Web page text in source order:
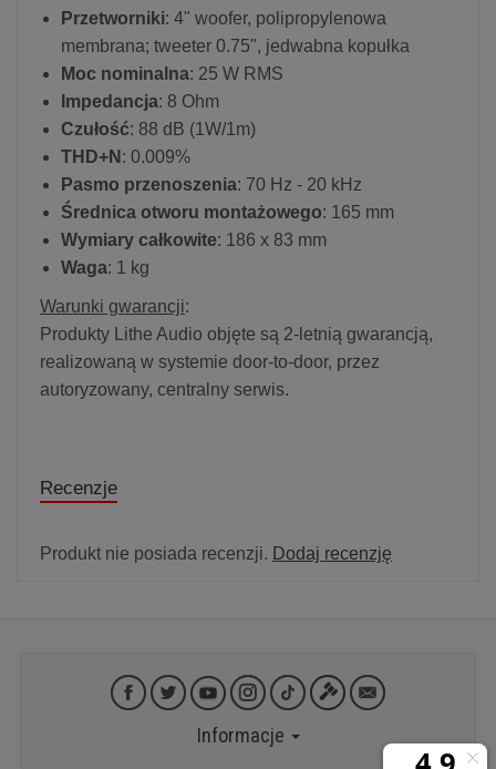
Przetworniki: 4" woofer, polipropylenowa
membrana; tweeter 0.75", jedwabna kopułka
Moc nominalna: 25 W RMS
Impedancja: 8 Ohm
Czułość: 88 dB (1W/1m)
THD+N : 0.009%
Pasmo przenoszenia: 70 Hz - 20 kHz
Średnica otworu montażowego: 165 mm
Wymiary całkowite: 186 x 83 mm
Waga: 1 kg
Warunki gwarancji:
Produkty Lithe Audio objęte są 2-letnią gwarancją,
realizowaną w systemie door-to-door, przez
autoryzowany, centralny serwis.
Recenzje
Produkt nie posiada recenzji. Dodaj recenzję
Informacje